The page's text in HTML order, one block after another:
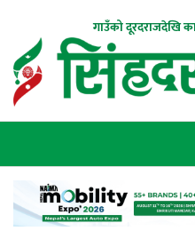
गाउँको दूरदराजदेखि